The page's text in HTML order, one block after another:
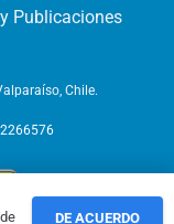
Publicaciones
Chile.
DE ACUERDO